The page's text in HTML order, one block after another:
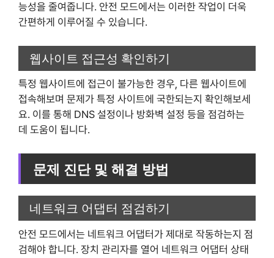
능성을 줄여줍니다. 안전 모드에서는 이러한 작업이 더욱
간편하게 이루어질 수 있습니다.
웹사이트 접근성 확인하기
특정 웹사이트에 접근이 불가능한 경우, 다른 웹사이트에
접속해보며 문제가 특정 사이트에 국한되는지 확인해보세
요. 이를 통해 DNS 설정이나 방화벽 설정 등을 점검하는
데 도움이 됩니다.
문제 진단 및 해결 방법
네트워크 어댑터 점검하기
안전 모드에서는 네트워크 어댑터가 제대로 작동하는지 점
검해야 합니다. 장치 관리자를 열어 네트워크 어댑터 상태